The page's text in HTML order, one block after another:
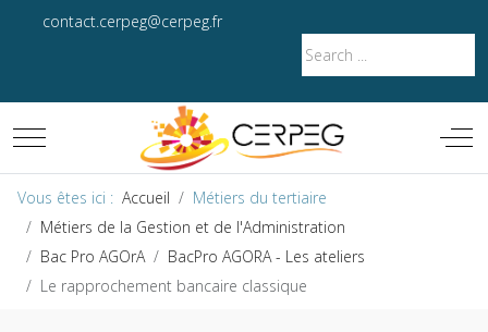
contact.cerpeg@cerpeg.fr
Mobile Menu Toggle Off-
Vous êtes ici : Accueil
Métiers du tertiaire
Métiers de la Gestion et de l'Administration
Bac Pro AGOrA
BacPro AGORA - Les ateliers
Le rapprochement bancaire classique